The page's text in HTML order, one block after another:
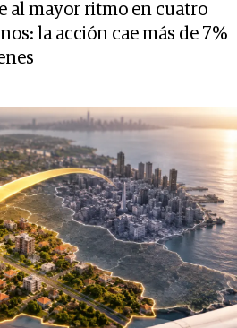
al mayor ritmo en cuatro
la acción cae más de 7%